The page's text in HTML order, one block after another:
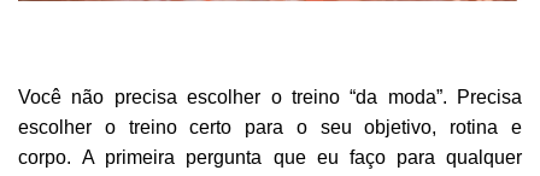
Você não precisa escolher o treino “da moda”. Precisa
escolher o treino certo para o seu objetivo, rotina e
corpo. A primeira pergunta que eu faço para qualquer